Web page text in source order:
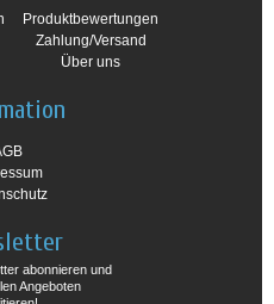
Produktbewertungen
Zahlung/Versand
Über uns
abonnieren und
Angeboten